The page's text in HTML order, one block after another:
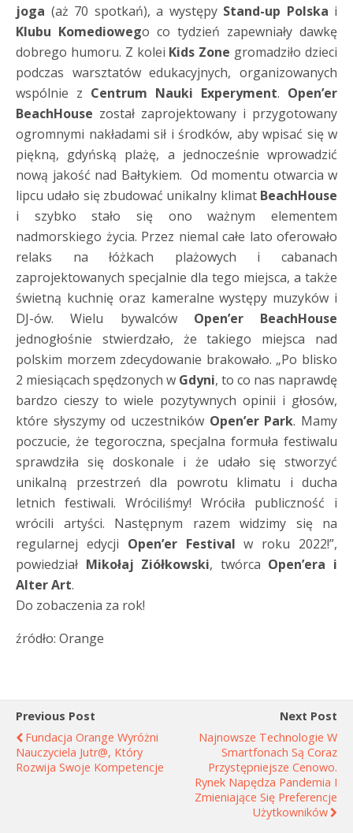
joga (aż 70 spotkań), a występy Stand-up Polska i
Klubu Komediowego co tydzień zapewniały dawkę
dobrego humoru. Z kolei Kids Zone gromadziło dzieci
podczas warsztatów edukacyjnych, organizowanych
wspólnie z Centrum Nauki Experyment. Open’er
BeachHouse został zaprojektowany i przygotowany
ogromnymi nakładami sił i środków, aby wpisać się w
piękną, gdyńską plażę, a jednocześnie wprowadzić
nową jakość nad Bałtykiem. Od momentu otwarcia w
lipcu udało się zbudować unikalny klimat BeachHouse
i szybko stało się ono ważnym elementem
nadmorskiego życia. Przez niemal całe lato oferowało
relaks na łóżkach plażowych i cabanach
zaprojektowanych specjalnie dla tego miejsca, a także
świetną kuchnię oraz kameralne występy muzyków i
DJ-ów. Wielu bywalców Open’er BeachHouse
jednogłośnie stwierdzało, że takiego miejsca nad
polskim morzem zdecydowanie brakowało. „Po blisko
2 miesiącach spędzonych w Gdyni, to co nas naprawdę
bardzo cieszy to wiele pozytywnych opinii i głosów,
które słyszymy od uczestników Open’er Park. Mamy
poczucie, że tegoroczna, specjalna formuła festiwalu
sprawdziła się doskonale i że udało się stworzyć
unikalną przestrzeń dla powrotu klimatu i ducha
letnich festiwali. Wróciliśmy! Wróciła publiczność i
wrócili artyści. Następnym razem widzimy się na
regularnej edycji Open’er Festival w roku 2022!”,
powiedział Mikołaj Ziółkowski, twórca Open’era i
Alter Art.
Do zobaczenia za rok!
źródło: Orange
Previous Post
Fundacja Orange Wyróżni
Nauczyciela Jutr@, Który
Rozwija Swoje Kompetencje
Next Post
Najnowsze Technologie W
Smartfonach Są Coraz
Przystępniejsze Cenowo.
Rynek Napędza Pandemia I
Zmieniające Się Preferencje
Użytkowników